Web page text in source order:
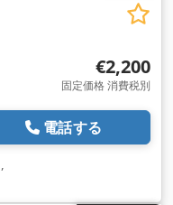
€2,200
固定価格 消費税別
電話する
,